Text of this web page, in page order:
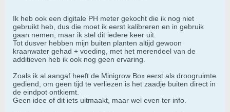
Ik heb ook een digitale PH meter gekocht die ik nog niet
gebruikt heb, dus die moet ik eerst kalibreren en in gebruik
gaan nemen, maar ik stel dit iedere keer uit.
Tot dusver hebben mijn buiten planten altijd gewoon
kraanwater gehad + voeding, met het merendeel van de
additieven heb ik ook nog geen ervaring.
Zoals ik al aangaf heeft de Minigrow Box eerst als droogruimte
gediend, om geen tijd te verliezen is het zaadje buiten direct in
de eindpot ontkiemt.
Geen idee of dit iets uitmaakt, maar wel even ter info.